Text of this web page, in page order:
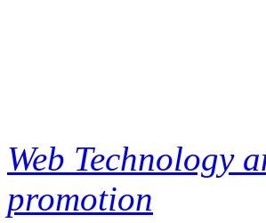
Web Technology
promotion